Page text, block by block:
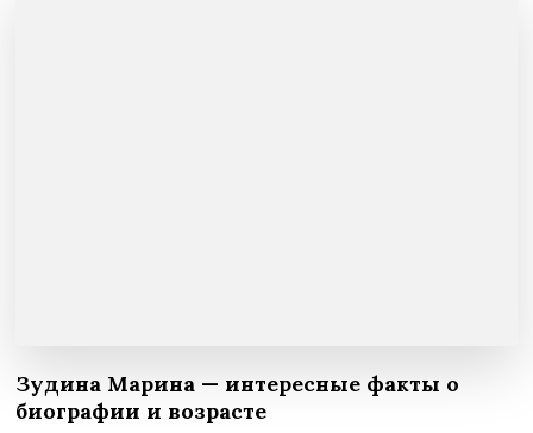
Зудина Марина — интересные факты о
биографии и возрасте